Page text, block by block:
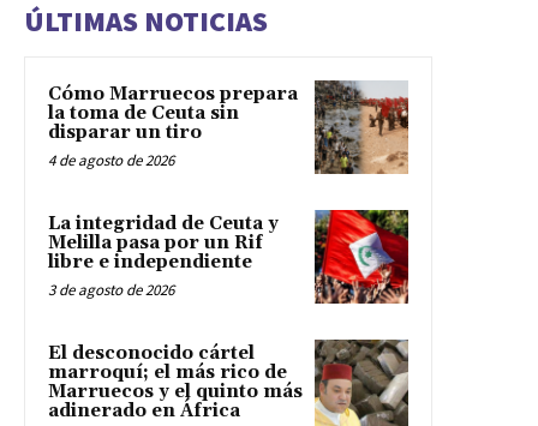
ÚLTIMAS NOTICIAS
Cómo Marruecos prepara
la toma de Ceuta sin
disparar un tiro
4 de agosto de 2026
La integridad de Ceuta y
Melilla pasa por un Rif
libre e independiente
3 de agosto de 2026
El desconocido cártel
marroquí; el más rico de
Marruecos y el quinto más
adinerado en África